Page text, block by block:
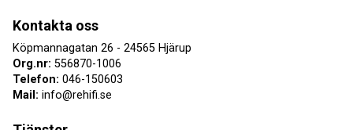
Kontakta oss
Köpmannagatan 26 - 24565 Hjärup
Org.nr: 556870-1006
Telefon: 046-150603
Mail: info@rehifi.se